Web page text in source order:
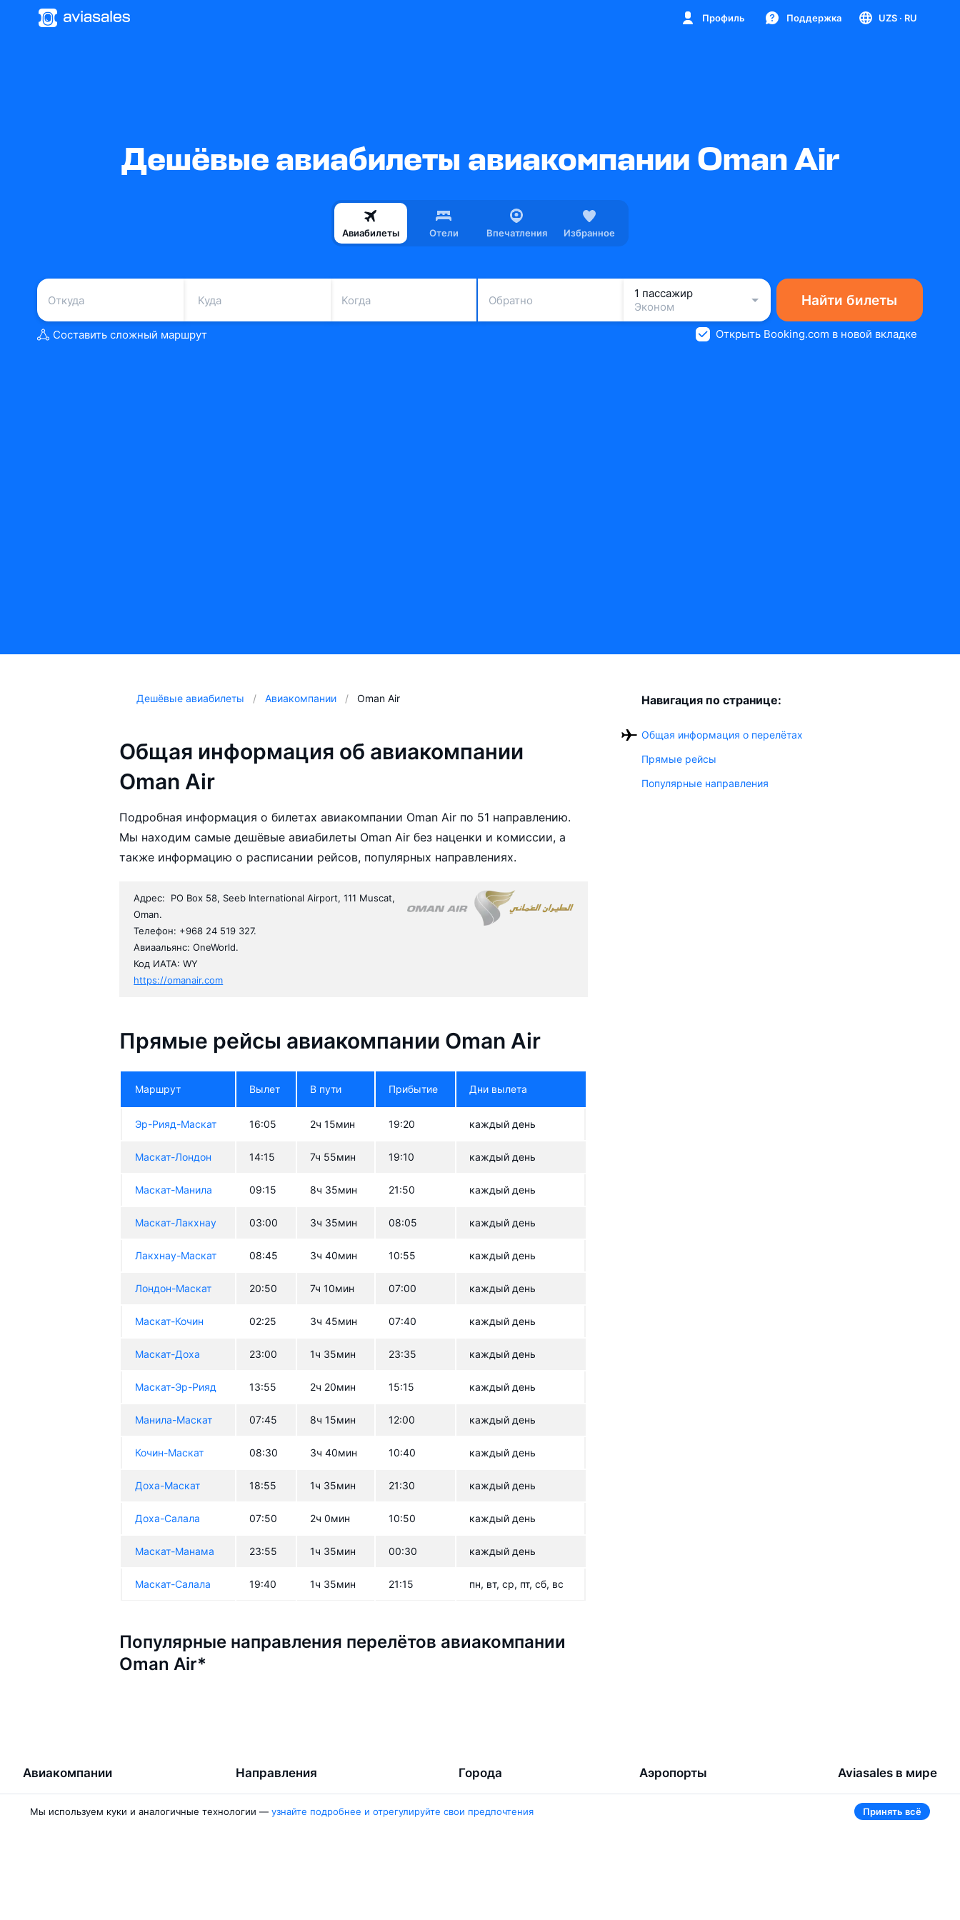
Профиль Поддержка UZS · RU
Дешёвые авиабилеты авиакомпании Oman Air
Авиабилеты Отели Впечатления Избранное
Когда Обратно
1 пассажир
Эконом
Найти билеты
Составить сложный маршрут Открыть Booking.com в новой вкладке
Дешёвые авиабилеты Авиакомпании Oman Air
Общая информация об авиакомпании
Oman Air
Подробная информация о билетах авиакомпании Oman Air по 51 направлению.
Мы находим самые дешёвые авиабилеты Oman Air без наценки и комиссии, а
также информацию о расписании рейсов, популярных направлениях.
Адрес: PO Box 58, Seeb International Airport, 111 Muscat,
Oman.
Телефон: +968 24 519 327.
Авиаальянс: OneWorld.
Код ИАТА: WY
https://omanair.com
Прямые рейсы авиакомпании Oman Air
Маршрут Вылет В пути Прибытие Дни вылета
Эр-Рияд-Маскат 16:05 2ч 15мин 19:20 каждый день
Маскат-Лондон 14:15 7ч 55мин 19:10 каждый день
Маскат-Манила 09:15 8ч 35мин 21:50 каждый день
Маскат-Лакхнау 03:00 3ч 35мин 08:05 каждый день
Лакхнау-Маскат 08:45 3ч 40мин 10:55 каждый день
Лондон-Маскат 20:50 7ч 10мин 07:00 каждый день
Маскат-Кочин 02:25 3ч 45мин 07:40 каждый день
Маскат-Доха 23:00 1ч 35мин 23:35 каждый день
Маскат-Эр-Рияд 13:55 2ч 20мин 15:15 каждый день
Манила-Маскат 07:45 8ч 15мин 12:00 каждый день
Кочин-Маскат 08:30 3ч 40мин 10:40 каждый день
Доха-Маскат 18:55 1ч 35мин 21:30 каждый день
Доха-Салала 07:50 2ч 0мин 10:50 каждый день
Маскат-Манама 23:55 1ч 35мин 00:30 каждый день
Маскат-Салала 19:40 1ч 35мин 21:15 пн, вт, ср, пт, сб, вс
Популярные направления перелётов авиакомпании
Oman Air*
Навигация по странице:
Общая информация о перелётах
Прямые рейсы
Популярные направления
Авиакомпании
Air Samarkand
Направления
Ургенч — Ташкент
Ташкент — Бухара
Города
Ташкент
Москва
Аэропорты Aviasales в мире
Беларусь
Россия
Мы используем куки и аналогичные технологии — узнайте подробнее и отрегулируйте свои предпочтения Принять всё